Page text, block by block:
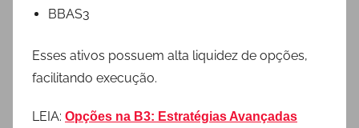
BBAS3
Esses ativos possuem alta liquidez de opções,
facilitando execução.
LEIA: Opções na B3: Estratégias Avançadas